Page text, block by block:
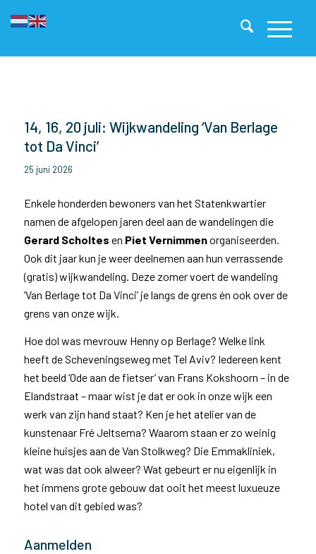
14, 16, 20 juli: Wijkwandeling ‘Van Berlage
tot Da Vinci’
25 juni 2026
Enkele honderden bewoners van het Statenkwartier
namen de afgelopen jaren deel aan de wandelingen die
Gerard Scholtes en Piet Vernimmenorganiseerden.
Ook dit jaar kun je weer deelnemen aan hun verrassende
(gratis) wijkwandeling. Deze zomer voert de wandeling
‘Van Berlage tot Da Vinci’ je langs de grens én ook over de
grens van onze wijk.
Hoe dol was mevrouw Henny op Berlage? Welke link
heeft de Scheveningseweg met Tel Aviv? Iedereen kent
het beeld ‘Ode aan de fietser’ van Frans Kokshoorn – in de
Elandstraat – maar wist je dat er ook in onze wijk een
werk van zijn hand staat? Ken je het atelier van de
kunstenaar Fré Jeltsema? Waarom staan er zo weinig
kleine huisjes aan de Van Stolkweg? Die Emmakliniek,
wat was dat ook alweer? Wat gebeurt er nu eigenlijk in
het immens grote gebouw dat ooit het meest luxueuze
hotel van dit gebied was?
Aanmelden